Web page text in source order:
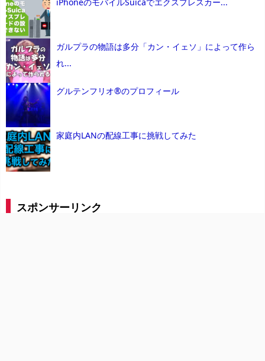
ガルプラの物語は多分「カン・イェソ」によって作ら
れ...
グルテンフリオ®のプロフィール
家庭内LANの配線工事に挑戦してみた
スポンサーリンク